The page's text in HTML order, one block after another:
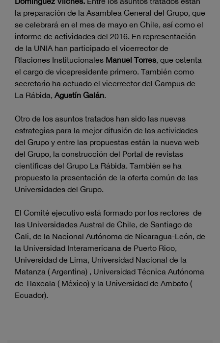
la preparación de la Asamblea General del Grupo, que
se celebrará en el mes de mayo en Chile, así como el
informe de actividades del 2016. En representación
de la UNIA han participado el vicerrector de
Rlaciones Institucionales Manuel Torres, que ostenta
el cargo de vicepresidente primero. También como
secretario ha actuado el vicerrector del Campus de
La Rábida, Agustín Galán.
Otro de los asuntos tratados han sido las nuevas
estrategias para la mejor difusión de las actividades
del Grupo y entre las propuestas están la nueva web
del Grupo, la construcción del Portal de revistas
científicas del Grupo La Rábida. También se ha
propuesto la presentación de la oferta común de las
Universidades del Grupo.
El Comité ejecutivo está formado por los rectores de
las Universidades Austral de Chile, de Santiago de
Cali, de la Nacional Autónoma de Nicaragua-León, de
la Universidad Interamericana de Puerto Rico,
Universidad de Lima, Universidad Nacional de la
Matanza ( Argentina) , Universidad Técnica Autónoma
de Tlaxcala ( México) y la Universidad de Ambato (
Ecuador).